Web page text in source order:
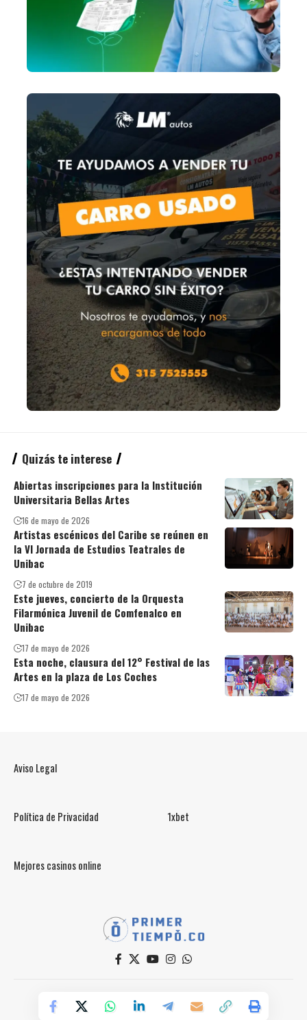
Quizás te interese
Abiertas inscripciones para la Institución
Universitaria Bellas Artes
16 de mayo de 2026
Artistas escénicos del Caribe se reúnen en
la VI Jornada de Estudios Teatrales de
Unibac
7 de octubre de 2019
Este jueves, concierto de la Orquesta
Filarmónica Juvenil de Comfenalco en
Unibac
17 de mayo de 2026
Esta noche, clausura del 12° Festival de las
Artes en la plaza de Los Coches
17 de mayo de 2026
Aviso Legal
Política de Privacidad 1xbet
Mejores casinos online
Powered by Primer Tiempo Deportes SAS